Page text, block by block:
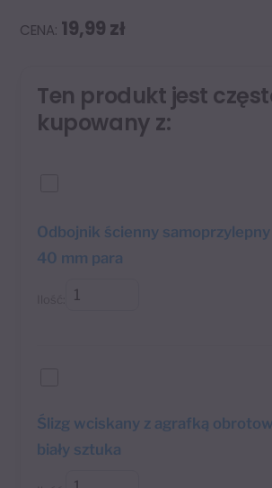
19,99 zł
Ten produkt jest
kupowany z:
Odbojnik ścienny samoprzylepny
40 mm para
Ślizg wciskany z agrafką
biały sztuka